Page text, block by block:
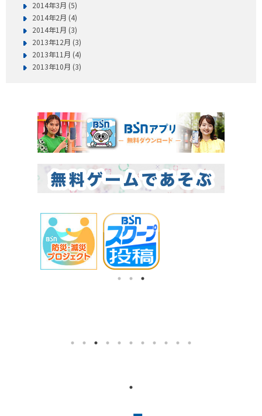
2014年3月 (5)
2014年2月 (4)
2014年1月 (3)
2013年12月 (3)
2013年11月 (4)
2013年10月 (3)